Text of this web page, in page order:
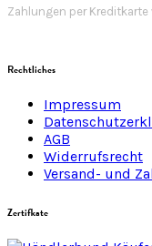
Zahlungen per Kreditkarte
Rechtliches
Impressum
AGB
Widerrufsrecht
Versand- und
Zertifkate